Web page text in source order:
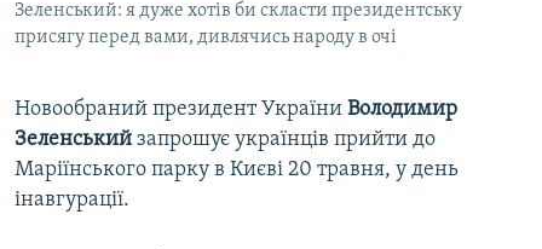
ІНФОГРАФІКА
ДОЛУЧАЙСЯ!
Усі сайти RFE/RL
Зеленський: я дуже хотів би скласти президентську
присягу перед вами, дивлячись народу в очі
Новообраний президент України Володимир
Зеленський запрошує українців прийти до
Маріїнського парку в Києві 20 травня, у день
інавгурації.